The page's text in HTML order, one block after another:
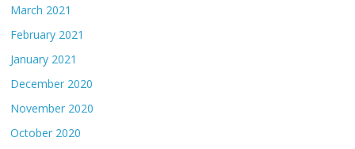
March 2021
February 2021
January 2021
December 2020
November 2020
October 2020